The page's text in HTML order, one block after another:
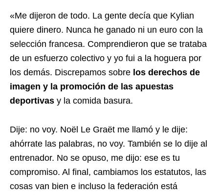
«Me dijeron de todo. La gente decía que Kylian
quiere dinero. Nunca he ganado ni un euro con la
selección francesa. Comprendieron que se trataba
de un esfuerzo colectivo y yo fui a la hoguera por
los demás. Discrepamos sobre los derechos de
imagen y la promoción de las apuestas
deportivas y la comida basura.
Dije: no voy. Noël Le Graët me llamó y le dije:
ahórrate las palabras, no voy. También se lo dije al
entrenador. No se opuso, me dijo: ese es tu
compromiso. Al final, cambiamos los estatutos, las
cosas van bien e incluso la federación está